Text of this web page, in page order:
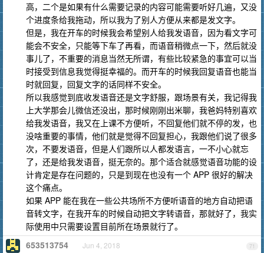
高，二个是如果有什么需要记录的内容可能需要听好几遍，又没
个进度条给我拖动，所以我为了别人方便从来都是发文字。
但是，我在开车的时候我会希望别人给我发语音，因为看文字可
能会不安全，只能等下车了再看，而语音稍微点一下，然后就没
事儿了，不重要的消息当然无所谓，有些比较紧急的事宜可以当
时接受到信息我觉得挺幸福的。而开车的时候我回复语音也能当
时就回复，回复文字的话同样不安全。
所以我感觉到底收发语音还是文字舒服，跟场景有关，我记得我
上大学那会儿微信还没出，那时候刚刚出米聊，我爸妈特别喜欢
给我发语音，我又在上课不方便听，不回复他们就不停的发，也
没啥重要的事情，他们就是觉得不回复担心，我跟他们说了很多
次，不要发语音，但是人们跟所以人都发语言，一不小心就忘
了，还是给我发语音，挺无奈的。那个适合就感觉语音功能的设
计肯定是存在问题的，只是到现在也没有一个 APP 很好的解决
这个痛点。
如果 APP 能在我在一些公共场所不方便听语音的地方自动把语
音转文字，在我开车的时候自动把文字转语音，那就好了，我实
际使用中只需要设置目前所在场景就行了。
71
653513754 Jun 4, 2018